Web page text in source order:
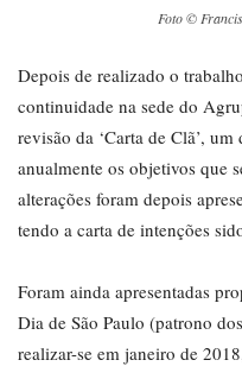
Foto ©
Depois de realizado o
continuidade na sede do
revisão da ‘Carta de Clã’,
anualmente os objetivos que
alterações foram depois
tendo a carta de intenções
Foram ainda apresentadas
Dia de São Paulo (patrono
realizar-se em janeiro de